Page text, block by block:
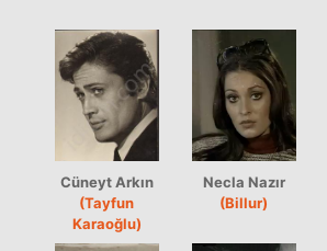
Cüneyt Arkın
(Tayfun
Karaoğlu)
Necla Nazır
(Billur)